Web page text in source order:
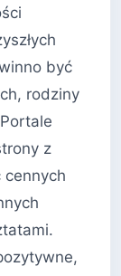
być
rodziny
z